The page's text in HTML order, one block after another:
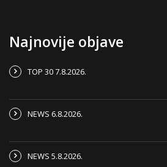
Najnovije objave
TOP 30 7.8.2026.
NEWS 6.8.2026.
NEWS 5.8.2026.